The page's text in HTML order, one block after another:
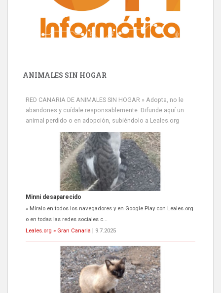
ANIMALES SIN HOGAR
RED CANARIA DE ANIMALES SIN HOGAR » Adopta, no le
abandones y cuídale responsablemente. Difunde aquí un
animal perdido o en adopción, subiéndolo a Leales.org
Minni desaparecido
» Míralo en todos los navegadores y en Google Play con Leales.org
o en todas las redes sociales c...
Leales.org » Gran Canaria
9.7.2025